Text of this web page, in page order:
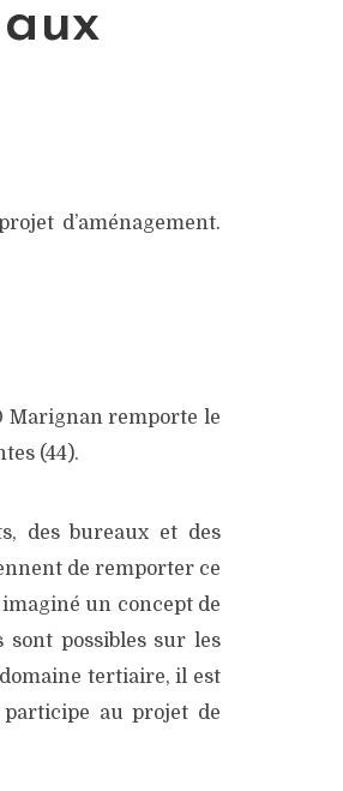
d’aménagement.
Marignan remporte le
(44).
des bureaux et des
de remporter ce
un concept de
sont possibles sur les
tertiaire, il est
au projet de